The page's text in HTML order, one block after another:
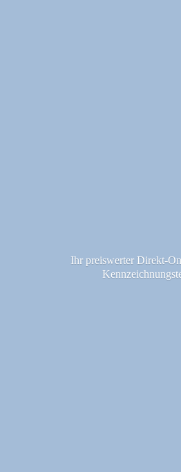
Ihr preiswerter Direkt-